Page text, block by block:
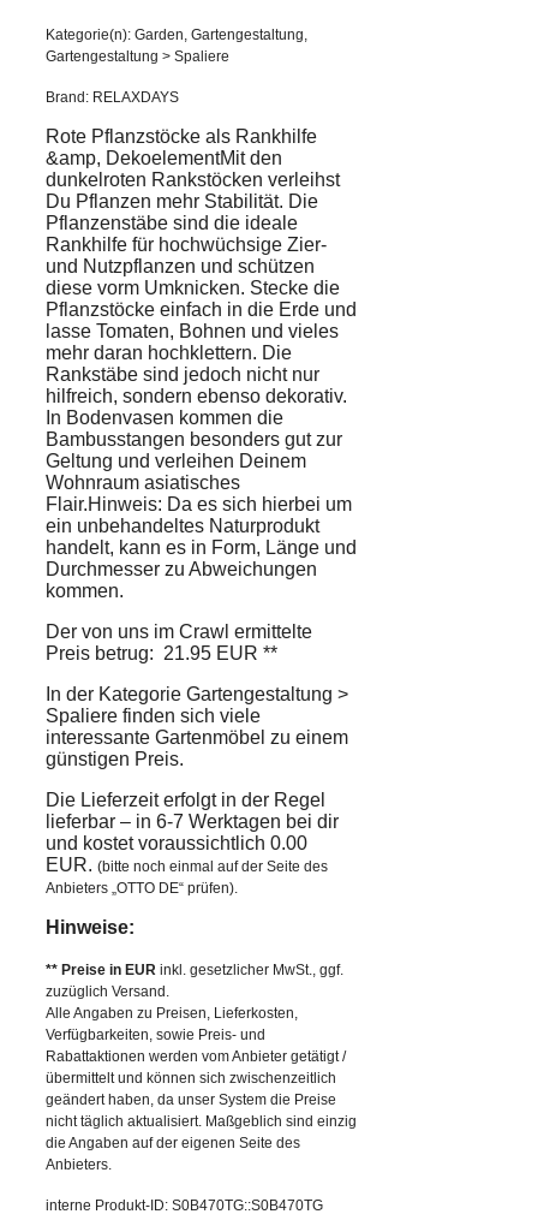
Kategorie(n): Garden, Gartengestaltung,
Gartengestaltung > Spaliere
Brand: RELAXDAYS
Rote Pflanzstöcke als Rankhilfe
&amp, DekoelementMit den
dunkelroten Rankstöcken verleihst
Du Pflanzen mehr Stabilität. Die
Pflanzenstäbe sind die ideale
Rankhilfe für hochwüchsige Zier-
und Nutzpflanzen und schützen
diese vorm Umknicken. Stecke die
Pflanzstöcke einfach in die Erde und
lasse Tomaten, Bohnen und vieles
mehr daran hochklettern. Die
Rankstäbe sind jedoch nicht nur
hilfreich, sondern ebenso dekorativ.
In Bodenvasen kommen die
Bambusstangen besonders gut zur
Geltung und verleihen Deinem
Wohnraum asiatisches
Flair.Hinweis: Da es sich hierbei um
ein unbehandeltes Naturprodukt
handelt, kann es in Form, Länge und
Durchmesser zu Abweichungen
kommen.
Der von uns im Crawl ermittelte
Preis betrug: 21.95 EUR **
In der Kategorie Gartengestaltung >
Spaliere finden sich viele
interessante Gartenmöbel zu einem
günstigen Preis.
Die Lieferzeit erfolgt in der Regel
lieferbar – in 6-7 Werktagen bei dir
und kostet voraussichtlich 0.00
EUR. (bitte noch einmal auf der Seite des
Anbieters „OTTO DE“ prüfen).
Hinweise:
** Preise in EUR inkl. gesetzlicher MwSt., ggf.
zuzüglich Versand.
Alle Angaben zu Preisen, Lieferkosten,
Verfügbarkeiten, sowie Preis- und
Rabattaktionen werden vom Anbieter getätigt /
übermittelt und können sich zwischenzeitlich
geändert haben, da unser System die Preise
nicht täglich aktualisiert. Maßgeblich sind einzig
die Angaben auf der eigenen Seite des
Anbieters.
interne Produkt-ID: S0B470TG::S0B470TG